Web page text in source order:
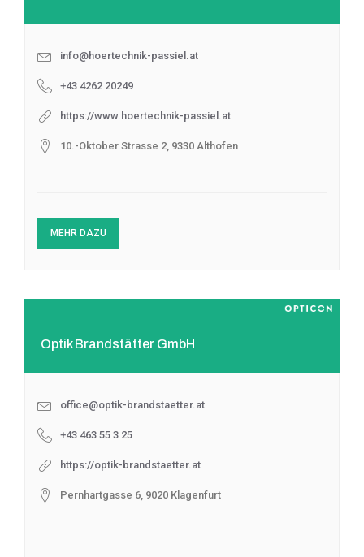
info@hoertechnik-passiel.at
+43 4262 20249
https://www.hoertechnik-passiel.at
10.-Oktober Strasse 2, 9330 Althofen
MEHR DAZU
Optik Brandstätter GmbH
office@optik-brandstaetter.at
+43 463 55 3 25
https://optik-brandstaetter.at
Pernhartgasse 6, 9020 Klagenfurt